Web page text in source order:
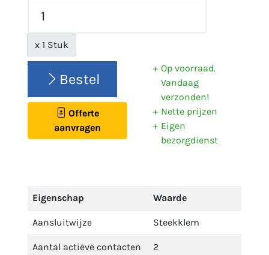
x 1 Stuk
Bestel
Offerte
aanvragen
Op voorraad.
Vandaag
verzonden!
Nette prijzen
Eigen
bezorgdienst
Eigenschap Waarde
Aansluitwijze Steekklem
Aantal actieve contacten
2